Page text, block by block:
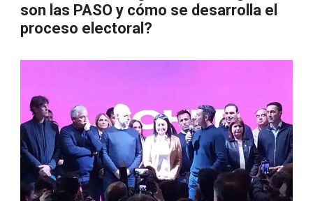
son las PASO y cómo se desarrolla el
proceso electoral?